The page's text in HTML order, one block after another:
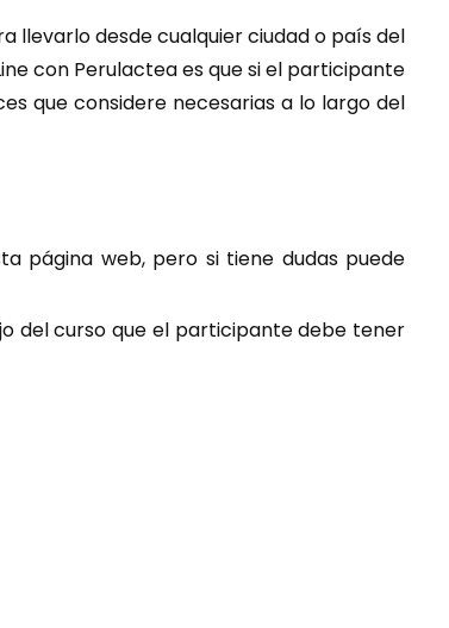
llevarlo desde cualquier ciudad o país del
con Perulactea es que si el participante
que considere necesarias a lo largo del
página web, pero si tiene dudas puede
del curso que el participante debe tener